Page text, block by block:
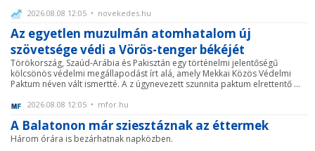
2026.08.08 12:05 • novekedes.hu
Az egyetlen muzulmán atomhatalom új
szövetsége védi a Vörös-tenger békéjét
Törökország, Szaúd-Arábia és Pakisztán egy történelmi jelentőségű
kölcsönös védelmi megállapodást írt alá, amely Mekkai Közös Védelmi
Paktum néven vált ismertté. A z úgynevezett szunnita paktum elrettentő ...
2026.08.08 12:05 • mfor.hu
A Balatonon már sziesztáznak az éttermek
Három órára is bezárhatnak napközben.